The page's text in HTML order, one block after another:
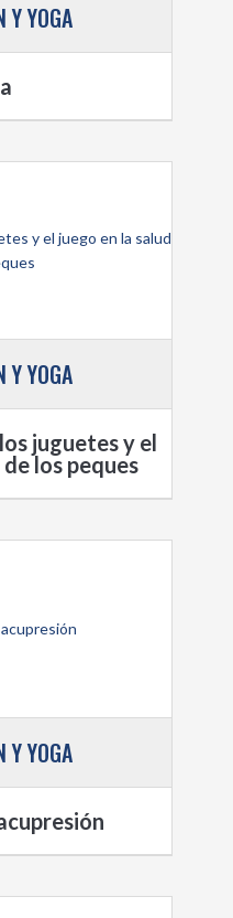
Y YOGA
Y YOGA
juguetes y el
los peques
Y YOGA